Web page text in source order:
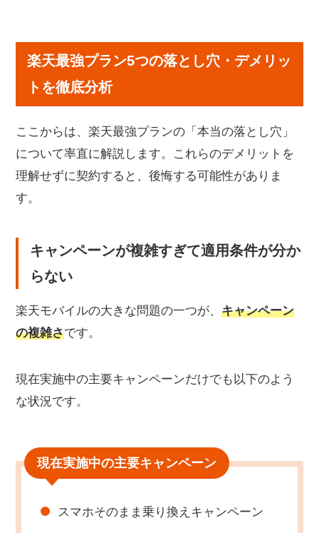
キャンペーンが複雑すぎて適用条件が分からない
プラチナバンドでも通信速度が不安定な場合がある
Rakuten Linkアプリの通話品質に課題あり
全く使わなくても月1,078円の基本料金が必ず発生
楽天最強プランと他社プランを徹底比較！
満足している利用者の特徴と使い方
不満を感じている利用者の具体的な声
確に判別
楽天最強プランが最適な人の特徴
乗り換え前に必ずチェックすべき3つのポイント
まとめ：楽天最強プランの落とし穴は事前に把握
楽天最強プラン5つの落とし穴・デメリッ
トを徹底分析
ここからは、楽天最強プランの「本当の落とし穴」
について率直に解説します。これらのデメリットを
理解せずに契約すると、後悔する可能性がありま
す。
キャンペーンが複雑すぎて適用条件が分か
らない
楽天モバイルの大きな問題の一つが、 キャンペーン
の複雑さです。
現在実施中の主要キャンペーンだけでも以下のよう
な状況です。
現在実施中の主要キャンペーン
スマホそのまま乗り換えキャンペーン